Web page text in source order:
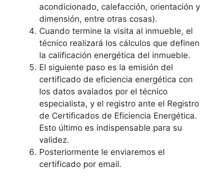
acondicionado, calefacción, orientación y
dimensión, entre otras cosas).
Cuando termine la visita al inmueble, el
técnico realizará los cálculos que definen
la calificación energética del inmueble.
El siguiente paso es la emisión del
certificado de eficiencia energética con
los datos avalados por el técnico
especialista, y el registro ante el Registro
de Certificados de Eficiencia Energética.
Esto último es indispensable para su
validez.
Posteriormente le enviaremos el
certificado por email.